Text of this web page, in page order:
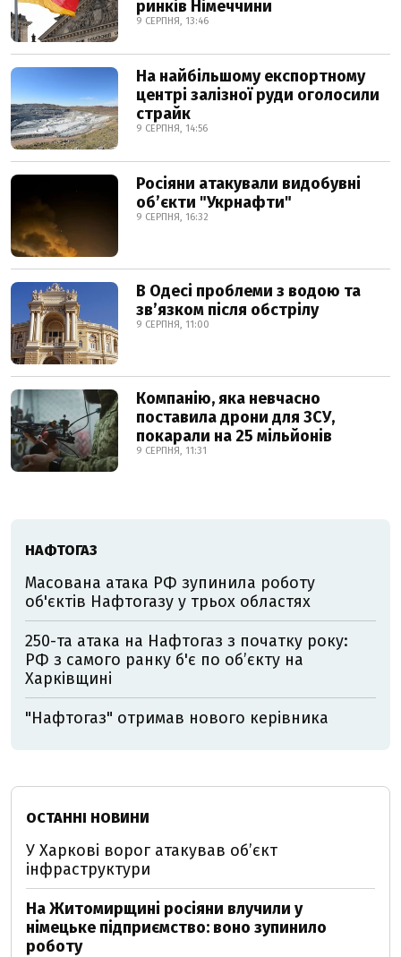
ринків Німеччини
9 СЕРПНЯ, 13:46
На найбільшому експортному
центрі залізної руди оголосили
страйк
9 СЕРПНЯ, 14:56
Росіяни атакували видобувні
обʼєкти "Укрнафти"
9 СЕРПНЯ, 16:32
В Одесі проблеми з водою та
звʼязком після обстрілу
9 СЕРПНЯ, 11:00
Компанію, яка невчасно
поставила дрони для ЗСУ,
покарали на 25 мільйонів
9 СЕРПНЯ, 11:31
НАФТОГАЗ
Масована атака РФ зупинила роботу
об'єктів Нафтогазу у трьох областях
250-та атака на Нафтогаз з початку року:
РФ з самого ранку б'є по об’єкту на
Харківщині
"Нафтогаз" отримав нового керівника
ОСТАННІ НОВИНИ
У Харкові ворог атакував обʼєкт
інфраструктури
На Житомирщині росіяни влучили у
німецьке підприємство: воно зупинило
роботу